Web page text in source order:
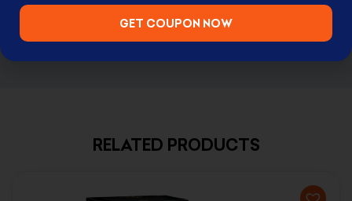
RELATED PRODUCTS
GET COUPON NOW